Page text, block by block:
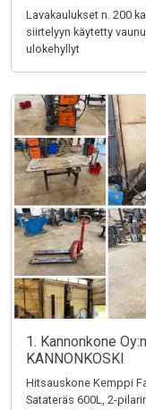
Lavakaulukset n. 200
siirtelyyn käytetty
ulokehyllyt
1. Kannonkone
KANNONKOSKI
Hitsauskone Kemppi
Satateräs 600L, 2-